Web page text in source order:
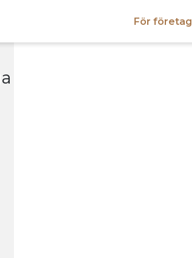
För företag